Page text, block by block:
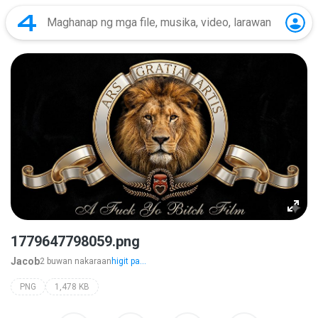
1779647798059.png
Jacob2 buwan nakaraan higit pa...
PNG 1,478 KB